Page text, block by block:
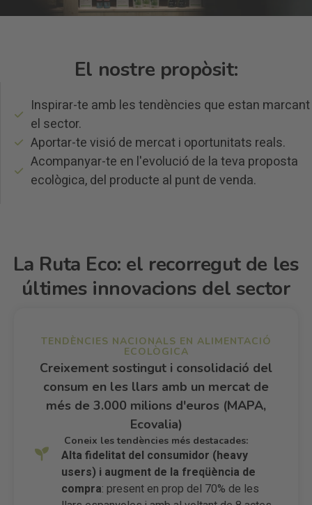
El nostre propòsit:
Inspirar-te amb les tendències que estan marcant
el sector.
Aportar-te visió de mercat i oportunitats reals.
Acompanyar-te en l'evolució de la teva proposta
ecològica, del producte al punt de venda.
La Ruta Eco: el recorregut de les
últimes innovacions del sector
TENDÈNCIES NACIONALS EN ALIMENTACIÓ
ECOLÒGICA
Creixement sostingut i consolidació del
consum en les llars amb un mercat de
més de 3.000 milions d'euros (MAPA,
Ecovalia)
Coneix les tendències més destacades:
Alta fidelitat del consumidor (heavy
users) i augment de la freqüència de
compra: present en prop del 70% de les